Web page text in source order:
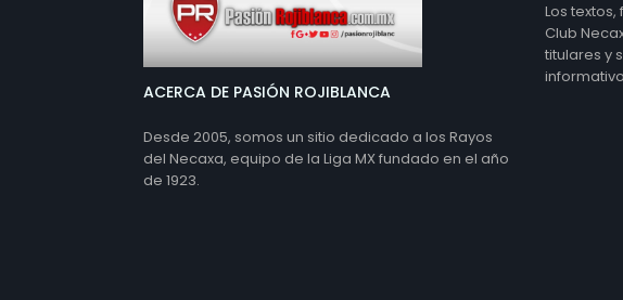
ACERCA DE PASIÓN ROJIBLANCA
Desde 2005, somos un sitio dedicado a los Rayos
del Necaxa, equipo de la Liga MX fundado en el año
de 1923.
Los
Club
titulares y